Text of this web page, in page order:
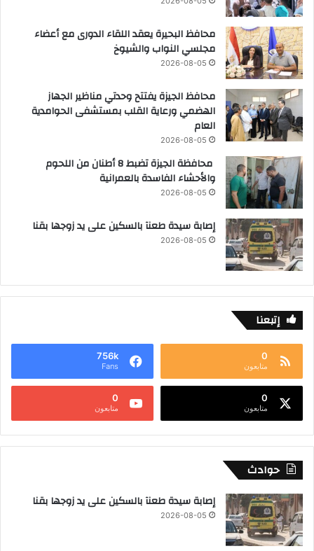
محافظ البحيرة يعقد اللقاء الدورى مع أعضاء
مجلسي النواب والشيوخ
2026-08-05
محافظ الجيزة يفتتح وحدتي مناظير الجهاز
الهضمي ورعاية القلب بمستشفى الحوامدية
العام
2026-08-05
محافظة الجيزة تضبط 8 أطنان من اللحوم
والأحشاء الفاسدة بالعمرانية
2026-08-05
إصابة سيدة طعنآ بالسكين على يد زوجها بقنا
2026-08-05
إتبعنا
0
متابعون
756k
Fans
0
متابعون
0
متابعون
حوادث
إصابة سيدة طعنآ بالسكين على يد زوجها بقنا
2026-08-05